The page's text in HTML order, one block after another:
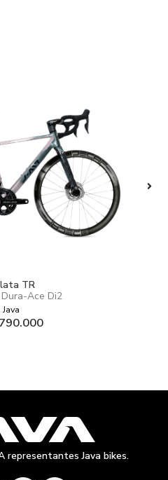
TR
Ace Di2
Java
representantes Java bikes.